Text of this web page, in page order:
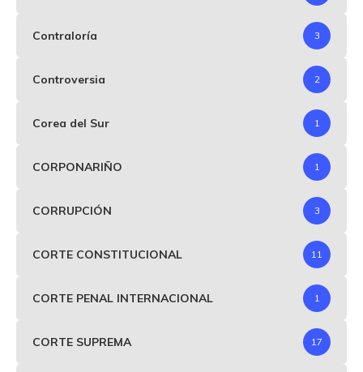
Contraloría 3
Controversia 2
Corea del Sur 1
CORPONARIÑO 1
CORRUPCIÓN 3
CORTE CONSTITUCIONAL 11
CORTE PENAL INTERNACIONAL 1
CORTE SUPREMA 17